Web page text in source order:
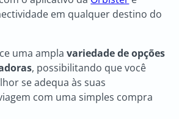
em qualquer destino do
uma amplavariedade de opções
, possibilitando que você
se adequa às suas
com uma simples compra